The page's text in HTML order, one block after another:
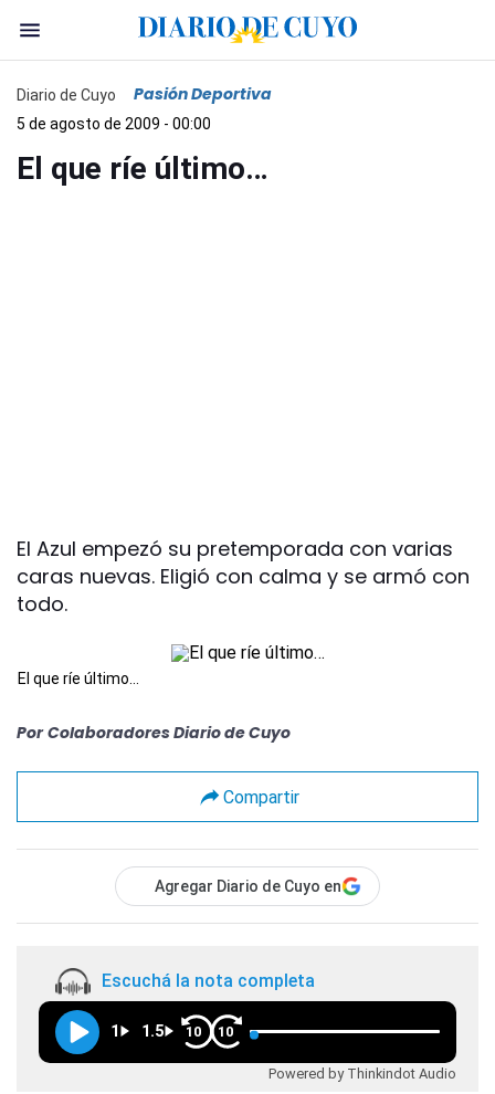
Diario de Cuyo Pasión Deportiva
5 de agosto de 2009 - 00:00
El que ríe último…
El Azul empezó su pretemporada con varias
caras nuevas. Eligió con calma y se armó con
todo.
El que ríe último…
Por Colaboradores Diario de Cuyo
Compartir
Agregar Diario de Cuyo en
Escuchá la nota completa
1 1.5 10 10
Powered by Thinkindot Audio